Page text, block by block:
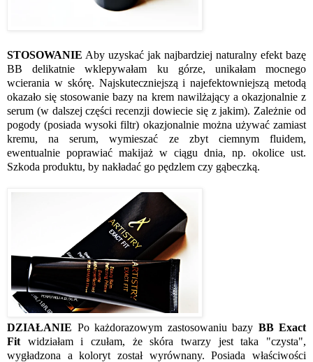
STOSOWANIE Aby uzyskać jak najbardziej naturalny efekt bazę
BB delikatnie wklepywałam ku górze, unikałam mocnego
wcierania w skórę. Najskuteczniejszą i najefektowniejszą metodą
okazało się stosowanie bazy na krem nawilżający a okazjonalnie z
serum (w dalszej części recenzji dowiecie się z jakim). Zależnie od
pogody (posiada wysoki filtr) okazjonalnie można używać zamiast
kremu, na serum, wymieszać ze zbyt ciemnym fluidem,
ewentualnie poprawiać makijaż w ciągu dnia, np. okolice ust.
Szkoda produktu, by nakładać go pędzlem czy gąbeczką.
DZIAŁANIE Po każdorazowym zastosowaniu bazy BB Exact
Fit widziałam i czułam, że skóra twarzy jest taka "czysta",
wygładzona a koloryt został wyrównany. Posiada właściwości